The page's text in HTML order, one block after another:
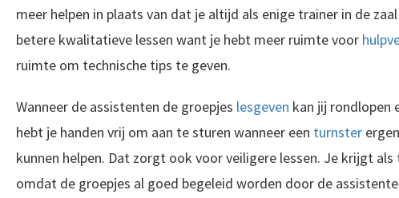
meer helpen in plaats van dat je altijd als enige trainer in de
betere kwalitatieve lessen want je hebt meer ruimte voor
ruimte om technische tips te geven.
Wanneer de assistenten de groepjes lesgeven kan jij rondlopen
hebt je handen vrij om aan te sturen wanneer een turnster
kunnen helpen. Dat zorgt ook voor veiligere lessen. Je krijgt
omdat de groepjes al goed begeleid worden door de